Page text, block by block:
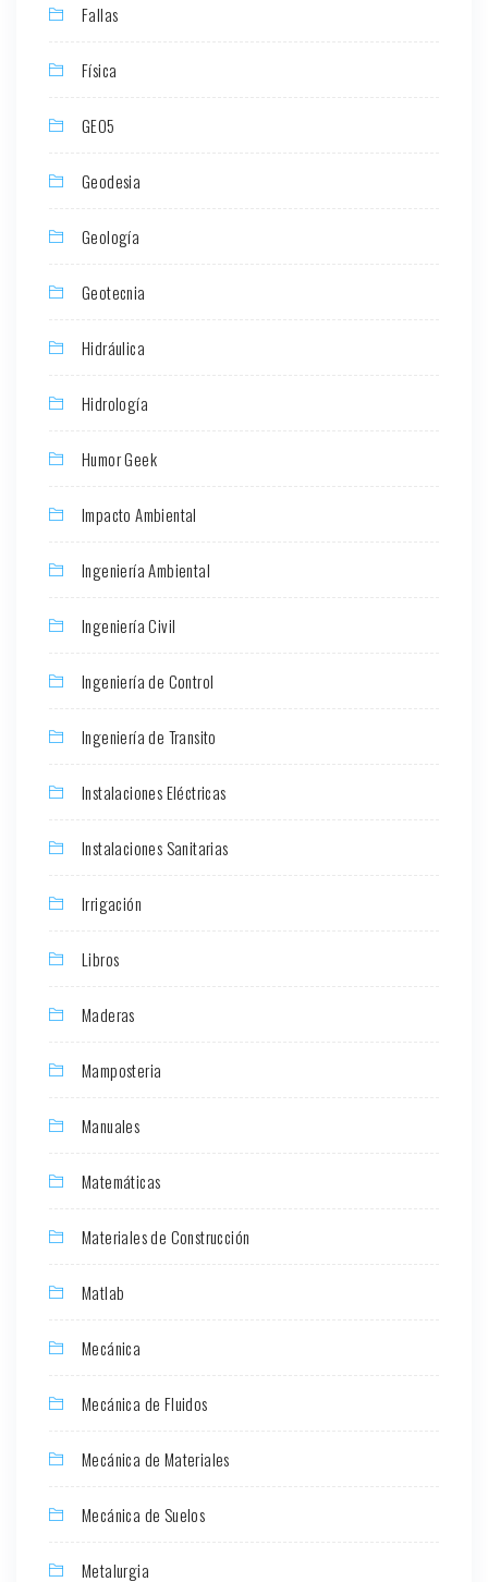
Fallas
Física
GEO5
Geodesia
Geología
Geotecnia
Hidráulica
Hidrología
Humor Geek
Impacto Ambiental
Ingeniería Ambiental
Ingeniería Civil
Ingeniería de Control
Ingeniería de Transito
Instalaciones Eléctricas
Instalaciones Sanitarias
Irrigación
Libros
Maderas
Mamposteria
Manuales
Matemáticas
Materiales de Construcción
Matlab
Mecánica
Mecánica de Fluidos
Mecánica de Materiales
Mecánica de Suelos
Metalurgia